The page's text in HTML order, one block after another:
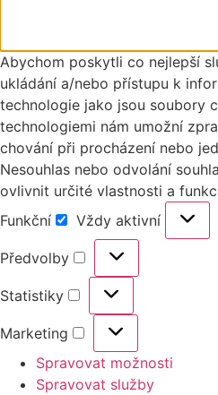
Abychom poskytli co nejlepší
ukládání a/nebo přístupu k
technologie jako jsou soubory
technologiemi nám umožní
chování při procházení nebo
Nesouhlas nebo odvolání
ovlivnit určité vlastnosti a
Funkční
Vždy aktivní
Předvolby
Statistiky
Marketing
Spravovat možnosti
Spravovat služby